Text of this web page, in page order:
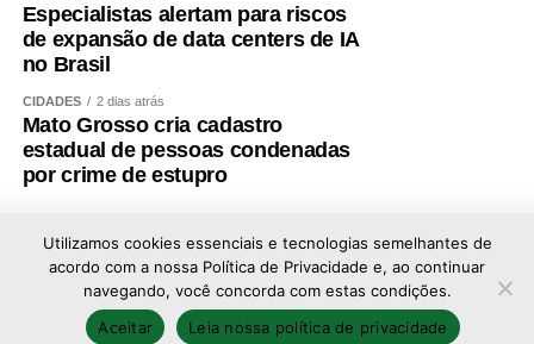
Especialistas alertam para riscos
de expansão de data centers de IA
no Brasil
CIDADES 2 dias atrás
Mato Grosso cria cadastro
estadual de pessoas condenadas
por crime de estupro
Copyright © 2026 - Todos os direitos reservados ao
Utilizamos cookies essenciais e tecnologias semelhantes de
acordo com a nossa Política de Privacidade e, ao continuar
navegando, você concorda com estas condições.
Aceitar
Leia nossa política de privacidade